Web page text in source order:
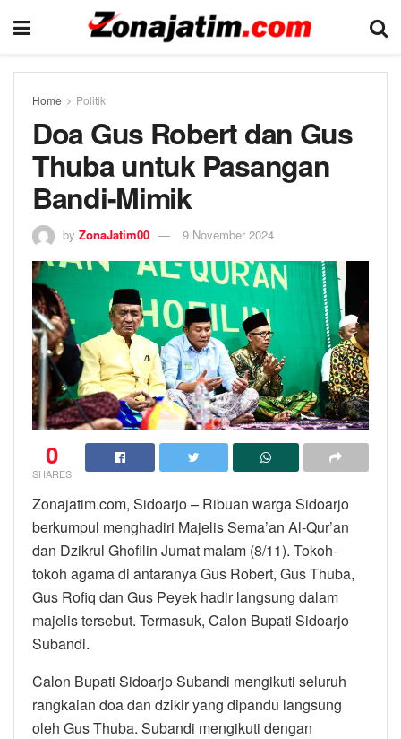
Home Politik
Doa Gus Robert dan Gus
Thuba untuk Pasangan
Bandi-Mimik
by ZonaJatim00 9 November 2024
0
SHARES
Zonajatim.com, Sidoarjo – Ribuan warga Sidoarjo
berkumpul menghadiri Majelis Sema’an Al-Qur’an
dan Dzikrul Ghofilin Jumat malam (8/11). Tokoh-
tokoh agama di antaranya Gus Robert, Gus Thuba,
Gus Rofiq dan Gus Peyek hadir langsung dalam
majelis tersebut. Termasuk, Calon Bupati Sidoarjo
Subandi.
Calon Bupati Sidoarjo Subandi mengikuti seluruh
rangkaian doa dan dzikir yang dipandu langsung
oleh Gus Thuba. Subandi mengikuti dengan